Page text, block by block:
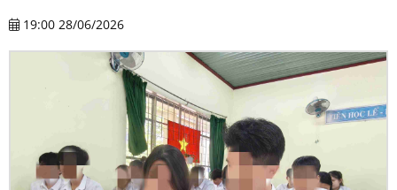
19:00 28/06/2026